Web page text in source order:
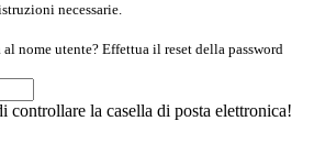
necessarie.
nome utente? Effettua il reset della password
controllare la casella di posta elettronica!